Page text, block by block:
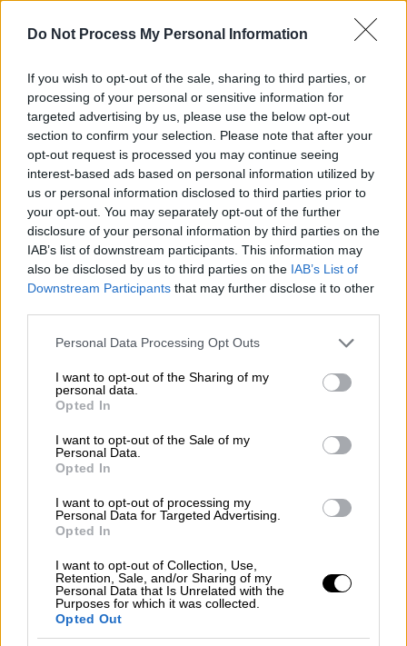
Do Not Process My Personal Information
If you wish to opt-out of the sale, sharing to third parties, or
processing of your personal or sensitive information for
targeted advertising by us, please use the below opt-out
section to confirm your selection. Please note that after your
opt-out request is processed you may continue seeing
interest-based ads based on personal information utilized by
us or personal information disclosed to third parties prior to
your opt-out. You may separately opt-out of the further
disclosure of your personal information by third parties on the
IAB’s list of downstream participants. This information may
also be disclosed by us to third parties on the IAB’s List of
Downstream Participants that may further disclose it to other
Please note that this website/app uses one or more Google
not limited to your visit or usage behaviour. You may click to
grant or deny consent to Google and its third-party tags to
use your data for below specified purposes in below Google
consent section.
Personal Data Processing Opt Outs
I want to opt-out of the Sharing of my
personal data.
Opted In
I want to opt-out of the Sale of my
Personal Data.
Opted In
I want to opt-out of processing my
Personal Data for Targeted Advertising.
Opted In
I want to opt-out of Collection, Use,
Retention, Sale, and/or Sharing of my
Personal Data that Is Unrelated with the
Purposes for which it was collected.
Opted Out
26 (6), Γκρόμοβς 2, Δεϊμέζης, Σπρίντζιος
Κολοσσός - Περιστέρι 104-93
Στη δεύτερη παράταση έκαμψε την
αντίσταση του Περιστερίου, στη Ρόδο, ο
Κολοσσός επικρατώντας με 104-93 (86-86 1η
παρ, 80-80 κ.α), στην πρεμιέρα της Basket
League. Μετά από ένα συγκλονιστικό
παιχνίδι, ο Κούρο Σεγκούρα χαμογέλασε
τελευταίος, με τον Βασίλη Σπανούλη να
φεύγει πικραμένος.
Ο Πολ Τζόργκενσεν ήταν ο κορυφαίος του
ενώ μάζεψε και 7 ριμπάουντ. Ο Τάιλερ Πόλεϊ
πρόσθεσε 19 πόντους, 18 ο Λούκα
Μπραίκοβιτς και 13 ο Ντάνιελ Ουτόμι.
Ξεχώρισε και ο Λόντον Περάντες με 14
ασίστ (!). Για τους «κυανοκίτρινους» double
double σημείωσε ο Τζο Ράγκλαντ, με 25
πόντους, 10 ασίστ, ενώ μάζεψε και 6
για τους φιλοξενούμενους, ενώ 16 πόντους
ήταν η προσφορά του Ελάιτζα Μήτρου-
Λονγκ. Με 11/28 τρίποντα έναντι 7/22 του